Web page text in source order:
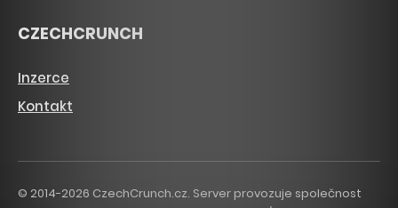
CZECHCRUNCH
Inzerce
Kontakt
© 2014-2026 CzechCrunch.cz. Server provozuje společnost